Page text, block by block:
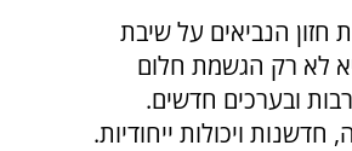
חזון הנביאים על שיבת
לא רק הגשמת חלום
ובערכים חדשים.
ויכולות ייחודיות.